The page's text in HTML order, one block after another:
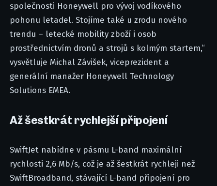
společnosti Honeywell pro vývoj vodíkového
pohonu letadel. Stojíme také u zrodu nového
trendu – letecké mobility zboží i osob
prostřednictvím dronů a strojů s kolmým startem,“
vysvětluje Michal Závišek, viceprezident a
generální manažer Honeywell Technology
Solutions EMEA.
Až šestkrát rychlejší připojení
SwiftJet nabídne v pásmu L-band maximální
rychlosti 2,6 Mb/s, což je až šestkrát rychleji než
SwiftBroadband, stávající L-band připojení pro